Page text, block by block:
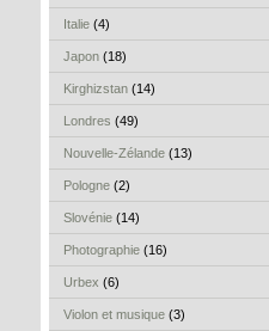
Italie (4)
Japon (18)
Kirghizstan (14)
Londres (49)
Nouvelle-Zélande (13)
Pologne (2)
Slovénie (14)
Photographie (16)
Urbex (6)
Violon et musique (3)